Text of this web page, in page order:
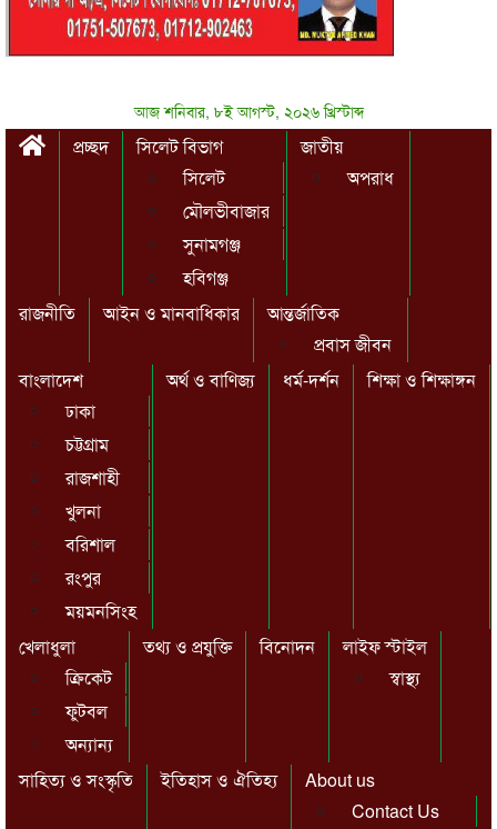
আজ শনিবার, ৮ই আগস্ট, ২০২৬ খ্রিস্টাব্দ
প্রচ্ছদ
সিলেট বিভাগ
সিলেট
মৌলভীবাজার
সুনামগঞ্জ
হবিগঞ্জ
জাতীয়
অপরাধ
রাজনীতি আইন ও মানবাধিকার
আন্তর্জাতিক
প্রবাস জীবন
বাংলাদেশ
ঢাকা
চট্টগ্রাম
রাজশাহী
খুলনা
বরিশাল
রংপুর
ময়মনসিংহ
অর্থ ও বাণিজ্য ধর্ম-দর্শন শিক্ষা ও শিক্ষাঙ্গন
খেলাধুলা
ক্রিকেট
ফুটবল
অন্যান্য
তথ্য ও প্রযুক্তি বিনোদন
লাইফ স্টাইল
স্বাস্থ্য
সাহিত্য ও সংস্কৃতি ইতিহাস ও ঐতিহ্য
About us
Contact Us